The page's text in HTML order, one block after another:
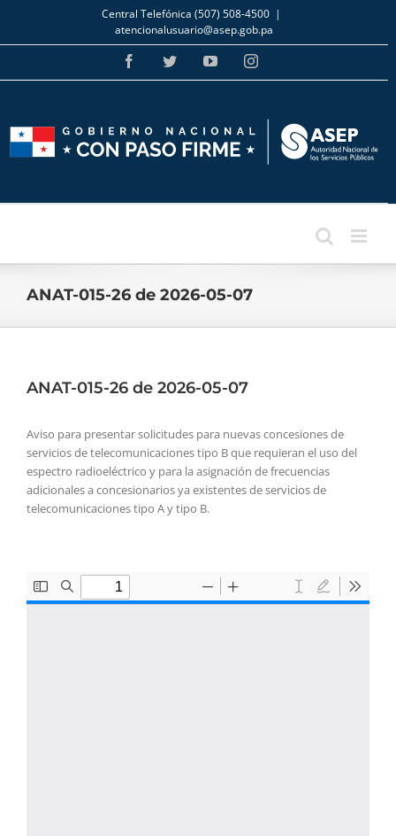
Skip
to
content
Central Telefónica (507) 508-4500 |
atencionalusuario@asep.gob.pa
FacebookTwitterYouTubeInstagram
ANAT-015-26 de 2026-05-07
ANAT-015-26 de 2026-05-07
Aviso para presentar solicitudes para nuevas concesiones de
servicios de telecomunicaciones tipo B que requieran el uso del
espectro radioeléctrico y para la asignación de frecuencias
adicionales a concesionarios ya existentes de servicios de
telecomunicaciones tipo A y tipo B.